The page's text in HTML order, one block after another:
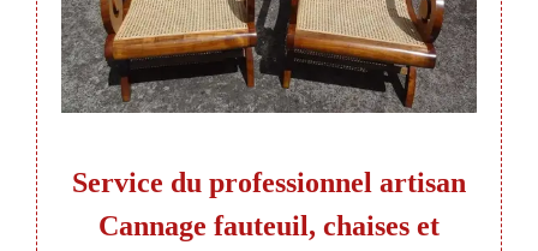
de
Service du professionnel artisan
Cannage fauteuil, chaises et